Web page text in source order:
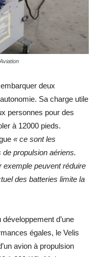
deux
Sa charge utile
personnes pour des
à 12000 pieds.
« ce sont les
propulsion aériens.
exemple peuvent réduire
des batteries limite la
d’une
égales, le Velis
avion à propulsion